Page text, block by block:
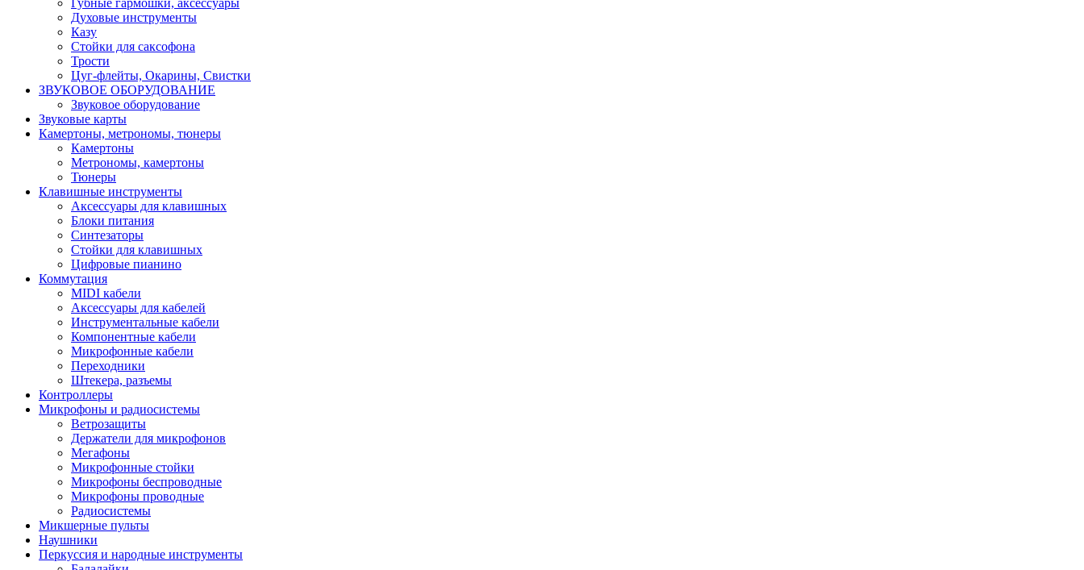
Губные гармошки, аксессуары
Духовые инструменты
Казу
Стойки для саксофона
Трости
Цуг-флейты, Окарины, Свистки
ЗВУКОВОЕ ОБОРУДОВАНИЕ
Звуковое оборудование
Звуковые карты
Камертоны, метрономы, тюнеры
Камертоны
Метрономы, камертоны
Тюнеры
Клавишные инструменты
Аксессуары для клавишных
Блоки питания
Синтезаторы
Стойки для клавишных
Цифровые пианино
Коммутация
MIDI кабели
Аксессуары для кабелей
Инструментальные кабели
Компонентные кабели
Микрофонные кабели
Переходники
Штекера, разъемы
Контроллеры
Микрофоны и радиосистемы
Ветрозащиты
Держатели для микрофонов
Мегафоны
Микрофонные стойки
Микрофоны беспроводные
Микрофоны проводные
Радиосистемы
Микшерные пульты
Наушники
Перкуссия и народные инструменты